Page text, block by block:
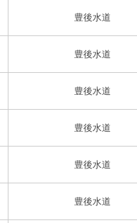
豊後水道
豊後水道
豊後水道
豊後水道
豊後水道
豊後水道